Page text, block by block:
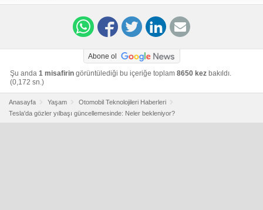
Abone ol
Şu anda 1 misafirin görüntülediği bu içeriğe toplam 8650 kez bakıldı.
(0,172 sn.)
Anasayfa Yaşam
Otomobil Teknolojileri Haberleri
Tesla'da gözler yılbaşı güncellemesinde: Neler bekleniyor?